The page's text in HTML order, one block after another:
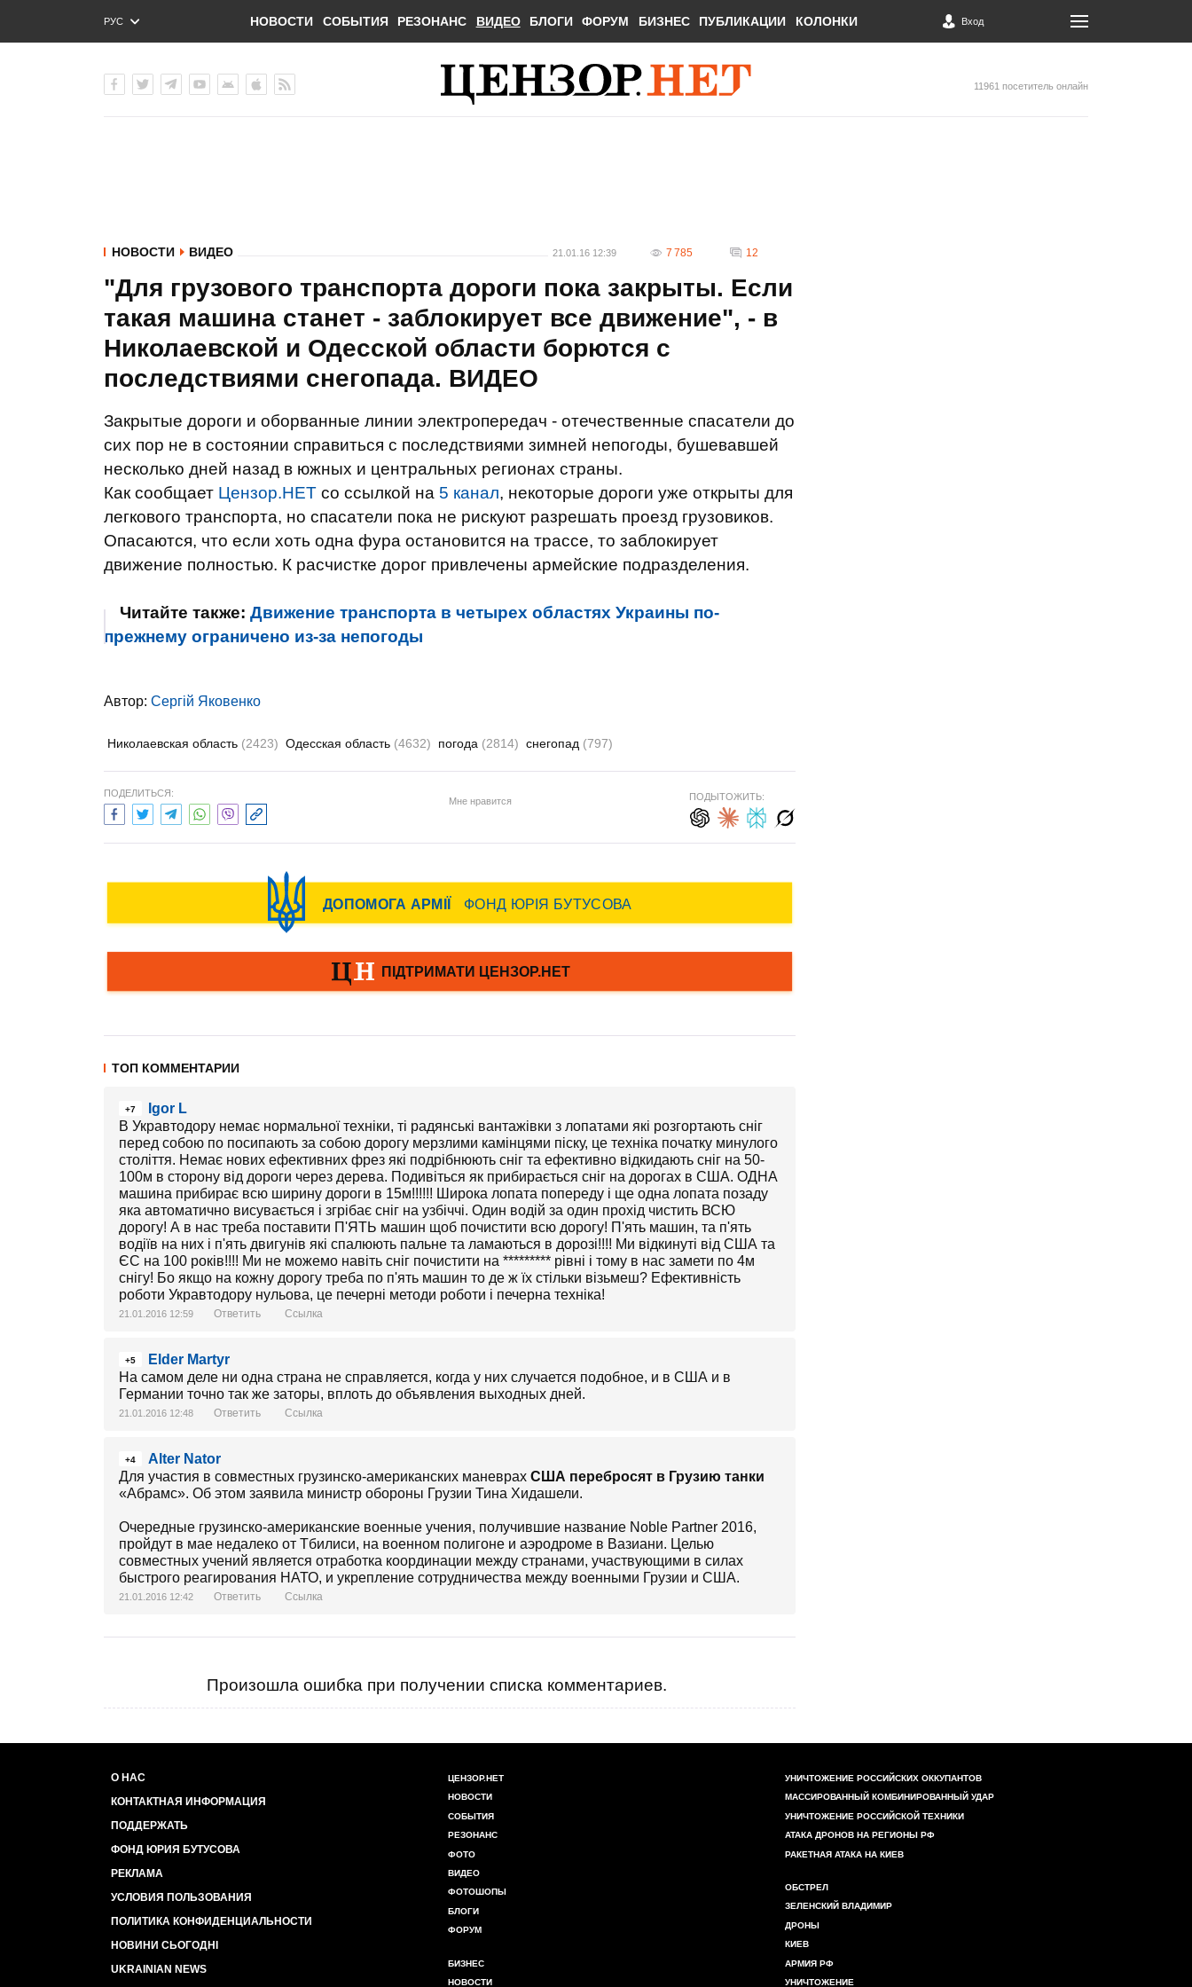
РУС
ENG
НОВОСТИ СОБЫТИЯ РЕЗОНАНС ВИДЕО БЛОГИ ФОРУМ БИЗНЕС ПУБЛИКАЦИИ КОЛОНКИ Вход
11961 посетитель онлайн
НОВОСТИ ВИДЕО 21.01.16 12:39 7 785 12
"Для грузового транспорта дороги пока закрыты. Если
такая машина станет - заблокирует все движение", - в
Николаевской и Одесской области борются с
последствиями снегопада. ВИДЕО
Закрытые дороги и оборванные линии электропередач - отечественные спасатели до
сих пор не в состоянии справиться с последствиями зимней непогоды, бушевавшей
несколько дней назад в южных и центральных регионах страны.
Как сообщает Цензор.НЕТ со ссылкой на 5 канал, некоторые дороги уже открыты для
легкового транспорта, но спасатели пока не рискуют разрешать проезд грузовиков.
Опасаются, что если хоть одна фура остановится на трассе, то заблокирует
движение полностью. К расчистке дорог привлечены армейские подразделения.
Читайте также: Движение транспорта в четырех областях Украины по-
прежнему ограничено из-за непогоды
Автор: Сергій Яковенко
Николаевская область (2423) Одесская область (4632) погода (2814) снегопад (797)
ПОДЕЛИТЬСЯ:
Мне нравится ПОДЫТОЖИТЬ:
ТОП КОММЕНТАРИИ
+7
Igor L
В Укравтодору немає нормальної техніки, ті радянські вантажівки з лопатами які розгортають сніг
перед собою по посипають за собою дорогу мерзлими камінцями піску, це техніка початку минулого
століття. Немає нових ефективних фрез які подрібнюють сніг та ефективно відкидають сніг на 50-
100м в сторону від дороги через дерева. Подивіться як прибирається сніг на дорогах в США. ОДНА
машина прибирає всю ширину дороги в 15м!!!!!! Широка лопата попереду і ще одна лопата позаду
яка автоматично висувається і згрібає сніг на узбіччі. Один водій за один прохід чистить ВСЮ
дорогу! А в нас треба поставити П'ЯТЬ машин щоб почистити всю дорогу! П'ять машин, та п'ять
водіїв на них і п'ять двигунів які спалюють пальне та ламаються в дорозі!!!! Ми відкинуті від США та
ЄС на 100 років!!!! Ми не можемо навіть сніг почистити на ********* рівні і тому в нас замети по 4м
снігу! Бо якщо на кожну дорогу треба по п'ять машин то де ж їх стільки візьмеш? Ефективність
роботи Укравтодору нульова, це печерні методи роботи і печерна техніка!
21.01.2016 12:59 Ответить Ссылка
+5
Elder Martyr
На самом деле ни одна страна не справляется, когда у них случается подобное, и в США и в
Германии точно так же заторы, вплоть до объявления выходных дней.
21.01.2016 12:48 Ответить Ссылка
+4
Alter Nator
Для участия в совместных грузинско-американских маневрах США перебросят в Грузию танки
«Абрамс». Об этом заявила министр обороны Грузии Тина Хидашели.
Очередные грузинско-американские военные учения, получившие название Noble Partner 2016,
пройдут в мае недалеко от Тбилиси, на военном полигоне и аэродроме в Вазиани. Целью
совместных учений является отработка координации между странами, участвующими в силах
быстрого реагирования НАТО, и укрепление сотрудничества между военными Грузии и США.
21.01.2016 12:42 Ответить Ссылка
Произошла ошибка при получении списка комментариев.
О НАС
КОНТАКТНАЯ ИНФОРМАЦИЯ
ПОДДЕРЖАТЬ
ФОНД ЮРИЯ БУТУСОВА
РЕКЛАМА
УСЛОВИЯ ПОЛЬЗОВАНИЯ
ПОЛИТИКА КОНФИДЕНЦИАЛЬНОСТИ
НОВИНИ СЬОГОДНІ
UKRAINIAN NEWS
ЦЕНЗОР.НЕТ
НОВОСТИ
СОБЫТИЯ
РЕЗОНАНС
ФОТО
ВИДЕО
ФОТОШОПЫ
БЛОГИ
ФОРУМ
БИЗНЕС
НОВОСТИ
УНИЧТОЖЕНИЕ РОССИЙСКИХ ОККУПАНТОВ
МАССИРОВАННЫЙ КОМБИНИРОВАННЫЙ УДАР
УНИЧТОЖЕНИЕ РОССИЙСКОЙ ТЕХНИКИ
АТАКА ДРОНОВ НА РЕГИОНЫ РФ
РАКЕТНАЯ АТАКА НА КИЕВ
ОБСТРЕЛ
ЗЕЛЕНСКИЙ ВЛАДИМИР
ДРОНЫ
КИЕВ
АРМИЯ РФ
УНИЧТОЖЕНИЕ